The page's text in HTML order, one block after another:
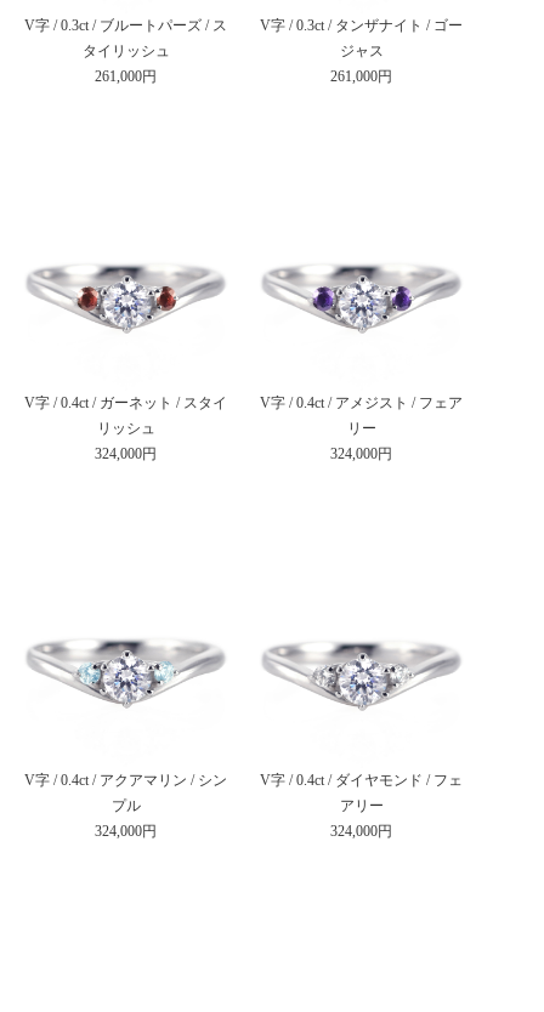
V字 / 0.3ct / ブルートパーズ / ス
タイリッシュ
261,000円
V字 / 0.3ct / タンザナイト / ゴー
ジャス
261,000円
V字 / 0.4ct / ガーネット / スタイ
リッシュ
324,000円
V字 / 0.4ct / アメジスト / フェア
リー
324,000円
V字 / 0.4ct / アクアマリン / シン
プル
324,000円
V字 / 0.4ct / ダイヤモンド / フェ
アリー
324,000円